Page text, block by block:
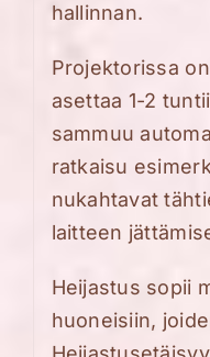
hallinnan.
Projektorissa
asettaa 1-2
sammuu
ratkaisu
nukahtavat
laitteen
Heijastus sopii
huoneisiin,